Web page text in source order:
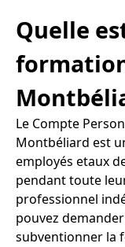
Quelle
Le Compte
Montbéliard est
employés etaux
pendant toute
professionnel
pouvez
subventionner la